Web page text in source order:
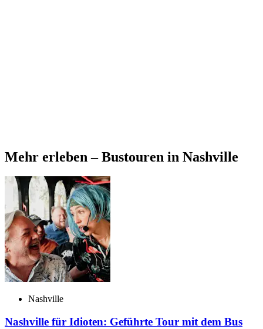
Mehr erleben – Bustouren in Nashville
Nashville
Nashville für Idioten: Geführte Tour mit dem Bus